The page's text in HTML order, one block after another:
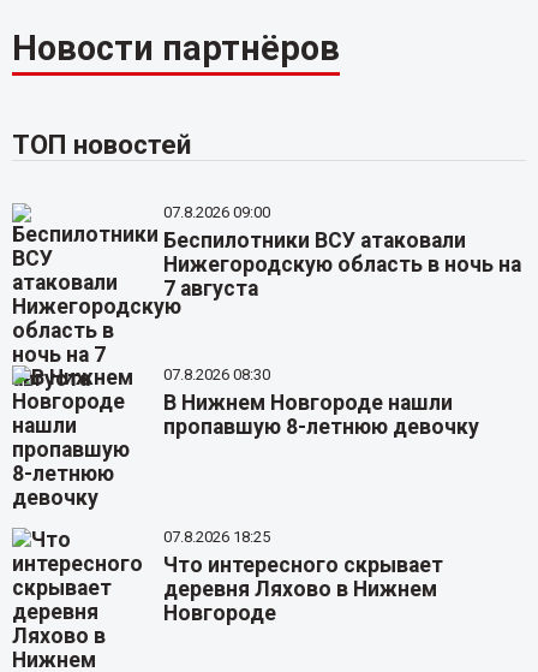
Новости партнёров
ТОП новостей
07.8.2026 09:00
Беспилотники ВСУ атаковали
Нижегородскую область в ночь на
7 августа
07.8.2026 08:30
В Нижнем Новгороде нашли
пропавшую 8-летнюю девочку
07.8.2026 18:25
Что интересного скрывает
деревня Ляхово в Нижнем
Новгороде